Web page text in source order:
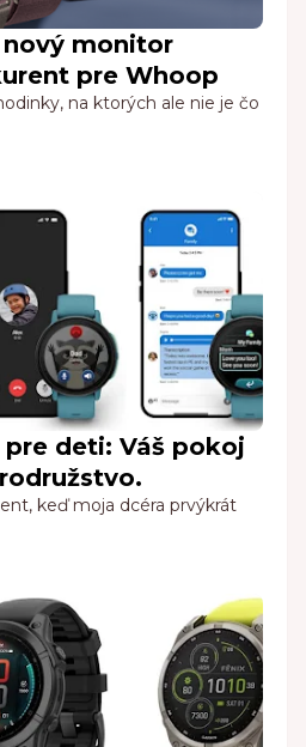
nový monitor
pre Whoop
na ktorých ale nie je čo
deti: Váš pokoj
keď moja dcéra prvýkrát